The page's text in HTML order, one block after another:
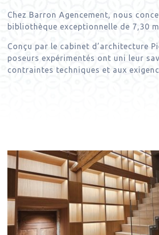
Chez Barron Agencement, nous
bibliothèque exceptionnelle de 7,30
Conçu par le cabinet d’architecture
poseurs expérimentés ont uni leur
contraintes techniques et aux